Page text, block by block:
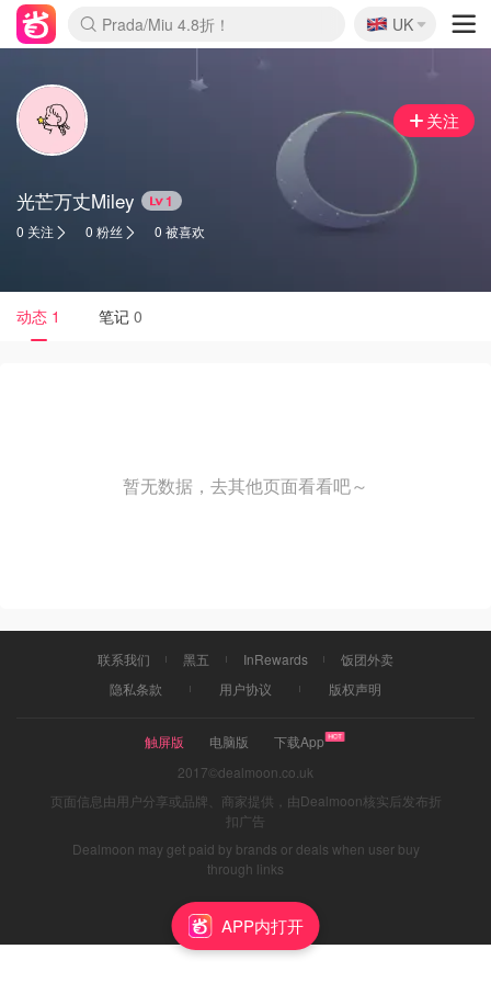
Prada/Miu 4.8折！
🇬🇧
UK
关注
光芒万丈Miley 1
0 关注 0 粉丝 0 被喜欢
动态 1 笔记 0
暂无数据，去其他页面看看吧～
APP内打开
联系我们 黑五 InRewards
饭团外卖
隐私条款
用户协议 版权声明
触屏版 电脑版
下载App
2017©dealmoon.co.uk
页面信息由用户分享或品牌、商家提供，由Dealmoon核实后发布折
扣广告
Dealmoon may get paid by brands or deals when user buy
through links